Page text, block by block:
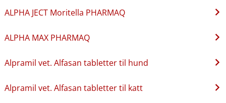
ALPHA JECT Moritella PHARMAQ
ALPHA MAX PHARMAQ
Alpramil vet. Alfasan tabletter til hund
Alpramil vet. Alfasan tabletter til katt